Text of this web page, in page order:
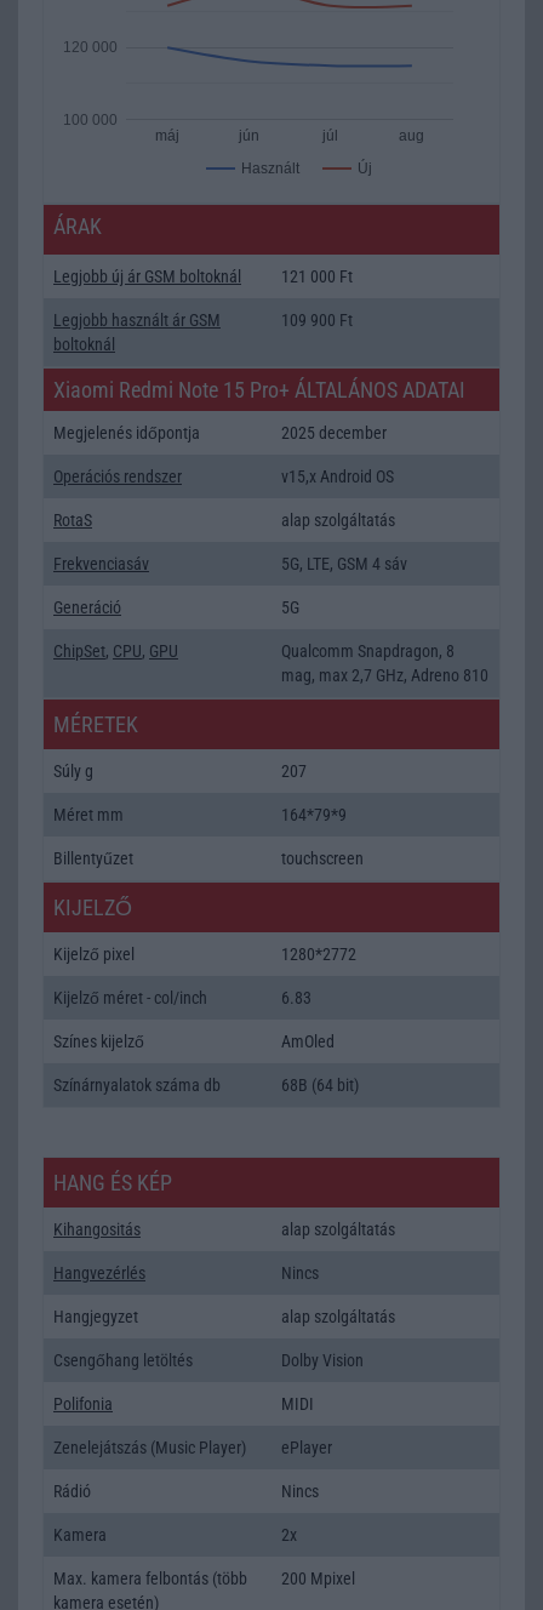
Használt Új
máj jún júl aug
100 000
120 000
ÁRAK
Legjobb új ár GSM boltoknál 121 000 Ft
Legjobb használt ár GSM
boltoknál
109 900 Ft
Xiaomi Redmi Note 15 Pro+ ÁLTALÁNOS ADATAI
Megjelenés időpontja 2025 december
Operációs rendszer v15,x Android OS
RotaS alap szolgáltatás
Frekvenciasáv 5G, LTE, GSM 4 sáv
Generáció 5G
ChipSet, CPU, GPU
Qualcomm Snapdragon, 8
mag, max 2,7 GHz, Adreno 810
MÉRETEK
Súly g 207
Méret mm 164*79*9
Billentyűzet touchscreen
KIJELZŐ
Kijelző pixel 1280*2772
Kijelző méret - col/inch 6.83
Színes kijelző AmOled
Színárnyalatok száma db 68B (64 bit)
HANG ÉS KÉP
Kihangositás alap szolgáltatás
Hangvezérlés Nincs
Hangjegyzet alap szolgáltatás
Csengőhang letöltés Dolby Vision
Polifonia MIDI
Zenelejátszás (Music Player) ePlayer
Rádió Nincs
Kamera 2x
Max. kamera felbontás (több
kamera esetén)
200 Mpixel